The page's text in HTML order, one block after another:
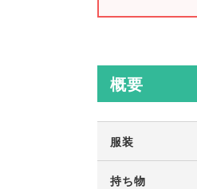
概要
服装
持ち物